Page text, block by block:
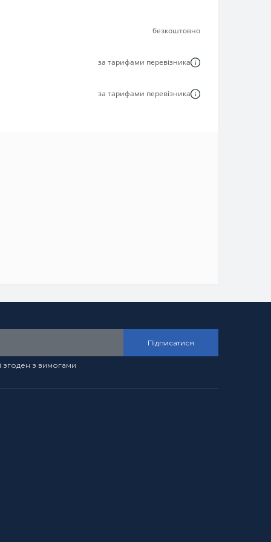
безкоштовно
за тарифами перевізника
за тарифами перевізника
Підписатися
згоден з вимогами